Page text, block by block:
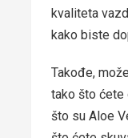
kvaliteta
kako biste
Takođe,
tako što ćete
što su Aloe